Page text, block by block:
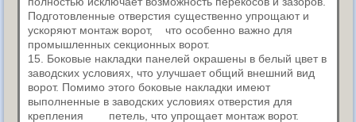
Подготовленные отверстия существенно упрощают и
ускоряют монтаж ворот, что особенно важно для
промышленных секционных ворот.
15. Боковые накладки панелей окрашены в белый цвет в
заводских условиях, что улучшает общий внешний вид
ворот. Помимо этого боковые накладки имеют
выполненные в заводских условиях отверстия для
крепления петель, что упрощает монтаж ворот.